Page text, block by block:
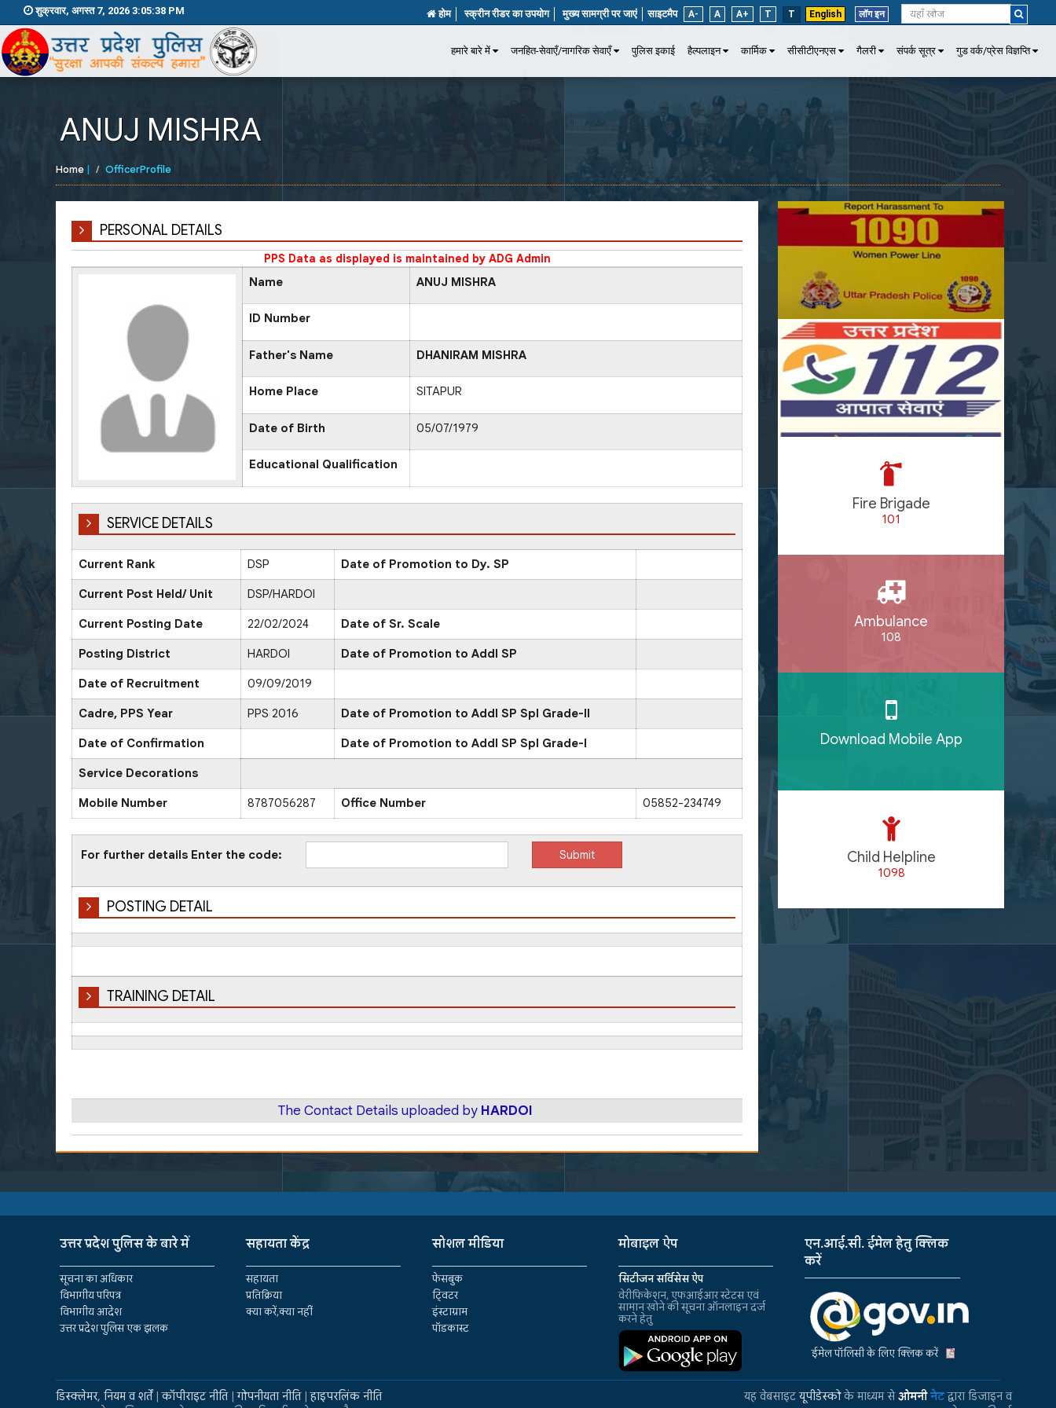
शुक्रवार, अगस्त 7, 2026 3:05:38 PM होम स्क्रीन रीडर का उपयोग मुख्य सामग्री पर जाएं साइटमैप A- A A+ T T English लॉग इन
हमारे बारे में जनहित-सेवाएँ/नागरिक सेवाएँ पुलिस इकाई हैल्पलाइन कार्मिक सीसीटीएनएस गैलरी संपर्क सूत्र गुड वर्क/प्रेस विज्ञप्ति
ANUJ MISHRA
Home | OfficerProfile
PERSONAL DETAILS
PPS Data as displayed is maintained by ADG Admin
Name
ANUJ MISHRA
ID Number
Father's Name DHANIRAM MISHRA
Home Place SITAPUR
Date of Birth 05/07/1979
Educational Qualification
SERVICE DETAILS
Current Rank DSP Date of Promotion to Dy. SP
Current Post Held/ Unit DSP/HARDOI
Current Posting Date 22/02/2024 Date of Sr. Scale
Posting District HARDOI Date of Promotion to Addl SP
Date of Recruitment 09/09/2019
Cadre, PPS Year PPS 2016 Date of Promotion to Addl SP Spl Grade-II
Date of Confirmation Date of Promotion to Addl SP Spl Grade-I
Service Decorations
Mobile Number 8787056287 Office Number 05852-234749
For further details Enter the code:
POSTING DETAIL
TRAINING DETAIL
The Contact Details uploaded by HARDOI
Fire Brigade
101
Ambulance
108
Download Mobile App
Child Helpline
1098
उत्तर प्रदेश पुलिस के बारे में
सूचना का अधिकार
विभागीय परिपत्र
विभागीय आदेश
उत्तर प्रदेश पुलिस एक झलक
सहायता केंद्र
सहायता
प्रतिक्रिया
क्या करें,क्या नहीं
सोशल मीडिया
फेसबुक
ट्विटर
इंस्टाग्राम
पॉडकास्ट
मोबाइल ऐप
सिटीजन सर्विसेस ऐप
वेरीफिकेशन, एफआईआर स्टेटस एवं
सामान खोने की सूचना ऑनलाइन दर्ज
करने हेतु
एन.आई.सी. ईमेल हेतु क्लिक
करें
ईमेल पॉलिसी के लिए क्लिक करें
डिस्क्लेमर, नियम व शर्तें|कॉपीराइट नीति|गोपनीयता नीति|हाइपरलिंक नीति
यह वेबसाइटयूपीडेस्कोके माध्यम सेओमनीनेटद्वारा डिजाइन व